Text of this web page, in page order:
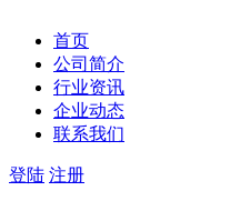
首页
公司简介
行业资讯
企业动态
联系我们
登陆 注册